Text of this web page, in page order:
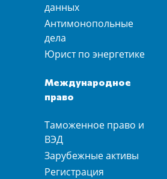
данных
Антимонопольные
дела
Юрист по энергетике
Международное
право
Таможенное право и
ВЭД
Зарубежные активы
Регистрация